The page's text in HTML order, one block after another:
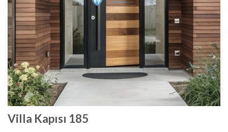
Villa Kapısı 185